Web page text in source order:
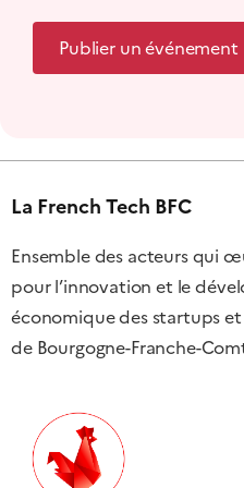
Publier un événement
La French Tech BFC
Ensemble des acteurs qui
pour l’innovation et le
économique des startups
de Bourgogne-Franche-